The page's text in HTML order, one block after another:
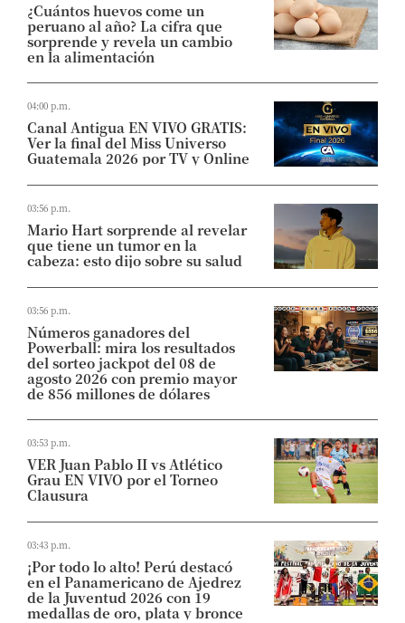
¿Cuántos huevos come un
peruano al año? La cifra que
sorprende y revela un cambio
en la alimentación
04:00 p.m.
Canal Antigua EN VIVO GRATIS:
Ver la final del Miss Universo
Guatemala 2026 por TV y Online
03:56 p.m.
Mario Hart sorprende al revelar
que tiene un tumor en la
cabeza: esto dijo sobre su salud
03:56 p.m.
Números ganadores del
Powerball: mira los resultados
del sorteo jackpot del 08 de
agosto 2026 con premio mayor
de 856 millones de dólares
03:53 p.m.
VER Juan Pablo II vs Atlético
Grau EN VIVO por el Torneo
Clausura
03:43 p.m.
¡Por todo lo alto! Perú destacó
en el Panamericano de Ajedrez
de la Juventud 2026 con 19
medallas de oro, plata y bronce